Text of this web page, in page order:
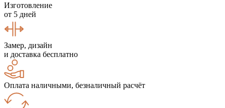
Изготовление
от 5 дней
Замер, дизайн
и доставка бесплатно
Оплата наличными, безналичный расчёт